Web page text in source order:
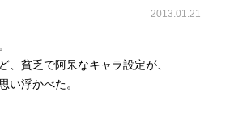
2013.01.21
、貧乏で阿呆なキャラ設定が、
い浮かべた。